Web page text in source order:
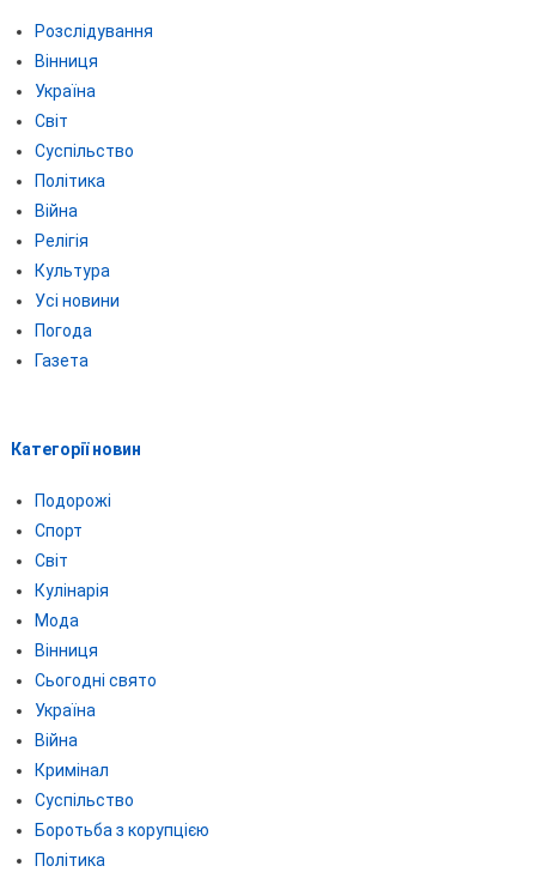
Розслідування
Вінниця
Україна
Світ
Суспільство
Політика
Війна
Релігія
Культура
Усі новини
Погода
Газета
Категорії новин
Подорожі
Спорт
Світ
Кулінарія
Мода
Вінниця
Сьогодні свято
Україна
Війна
Кримінал
Суспільство
Боротьба з корупцією
Політика